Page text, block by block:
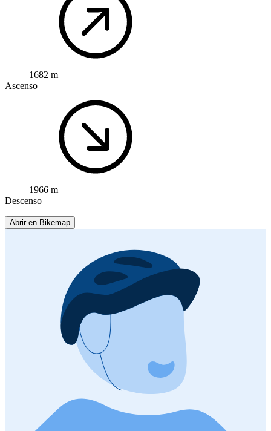
1682 m
Ascenso
1966 m
Descenso
Abrir en Bikemap